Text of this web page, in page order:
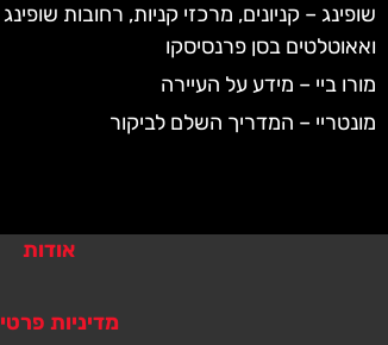
שופינג – קניונים, מרכזי קניות, רחובות שופינג
ואאוטלטים בסן פרנסיסקו
מורו ביי – מידע על העיירה
מונטריי – המדריך השלם לביקור
אודות
מדיניות